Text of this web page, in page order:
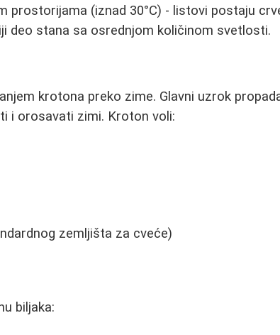
prostorijama (iznad 30°C) - listovi postaju
deo stana sa osrednjom količinom svetlosti.
krotona preko zime. Glavni uzrok
i orosavati zimi. Kroton voli:
zemljišta za cveće)
biljaka: